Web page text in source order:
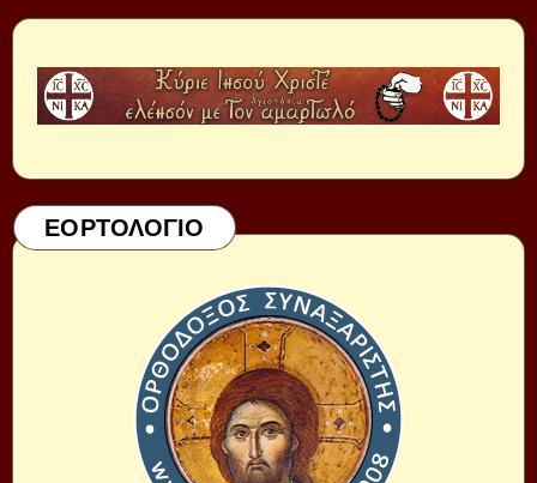
ΕΟΡΤΟΛΟΓΙΟ